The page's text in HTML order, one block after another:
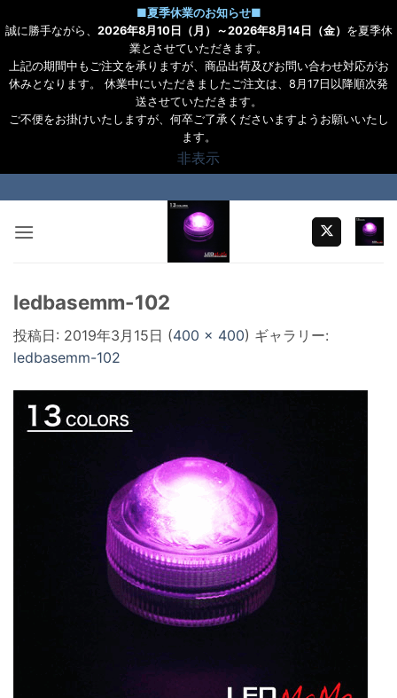
■夏季休業のお知らせ■
誠に勝手ながら、 2026年8月10日（月）～2026年8月14日（金） を夏季休
業とさせていただきます。
上記の期間中もご注文を承りますが、商品出荷及びお問い合わせ対応がお
休みとなります。 休業中にいただきましたご注文は、8月17日以降順次発
送させていただきます。
ご不便をお掛けいたしますが、何卒ご了承くださいますようお願いいたし
ます。
非表示
to
content
ledbasemm-102
投稿日: 2019年3月15日 (400 × 400) ギャラリー:
ledbasemm-102